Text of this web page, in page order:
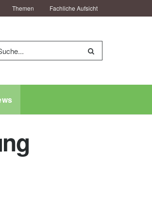
Themen Fachliche Aufsicht